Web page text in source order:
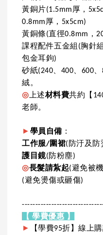
黃銅片(1.5mm厚，
0.8mm厚，5x5cm)
黃銅條(直徑0.8mm，
課程配件五金組(胸針
包金耳鉤)
砂紙(240、400、600
絨。
◎上述材料費共約【
老師。
► 學員自備 ：
工作服/圍裙(防汙及防
護目鏡(防粉塵)
◎長髮請紮起(避免被
(避免燙傷或砸傷)
【 學費優惠 】
►
【學費95折】線上